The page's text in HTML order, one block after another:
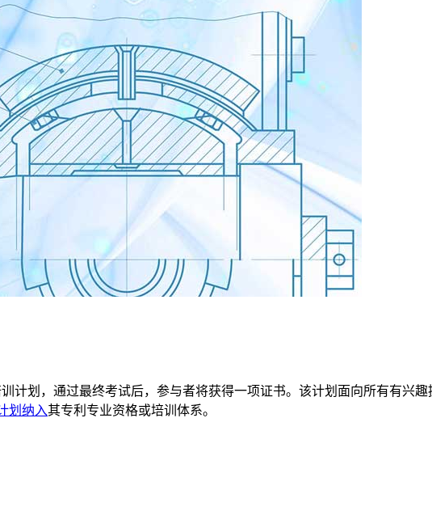
计划，通过最终考试后，参与者将获得一项证书。该计划面向所有有兴
划纳入其专利专业资格或培训体系。